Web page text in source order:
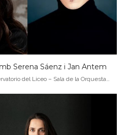
Serena Sáenz i Jan Antem
del Liceo – Sala de la Orquesta…